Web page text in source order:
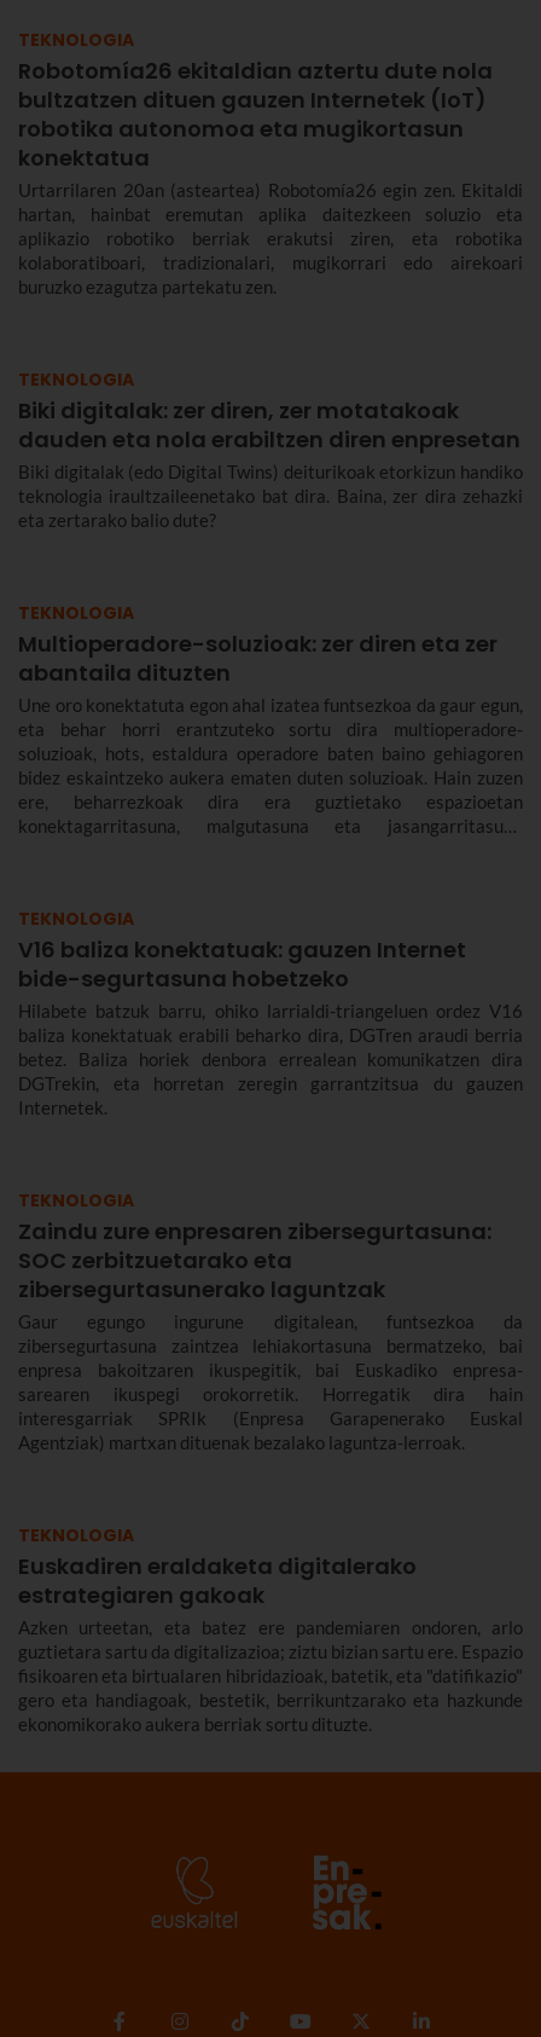
TEKNOLOGIA
Robotomía26 ekitaldian aztertu dute nola
bultzatzen dituen gauzen Internetek (IoT)
robotika autonomoa eta mugikortasun
konektatua
Urtarrilaren 20an (asteartea) Robotomía26 egin zen. Ekitaldi
hartan, hainbat eremutan aplika daitezkeen soluzio eta
aplikazio robotiko berriak erakutsi ziren, eta robotika
kolaboratiboari, tradizionalari, mugikorrari edo airekoari
buruzko ezagutza partekatu zen.
TEKNOLOGIA
Biki digitalak: zer diren, zer motatakoak
dauden eta nola erabiltzen diren enpresetan
Biki digitalak (edo Digital Twins) deiturikoak etorkizun handiko
teknologia iraultzaileenetako bat dira. Baina, zer dira zehazki
eta zertarako balio dute?
TEKNOLOGIA
Multioperadore-soluzioak: zer diren eta zer
abantaila dituzten
Une oro konektatuta egon ahal izatea funtsezkoa da gaur egun,
eta behar horri erantzuteko sortu dira multioperadore-
soluzioak, hots, estaldura operadore baten baino gehiagoren
bidez eskaintzeko aukera ematen duten soluzioak. Hain zuzen
ere, beharrezkoak dira era guztietako espazioetan
konektagarritasuna, malgutasuna eta jasangarritasuna
TEKNOLOGIA
V16 baliza konektatuak: gauzen Internet
bide-segurtasuna hobetzeko
Hilabete batzuk barru, ohiko larrialdi-triangeluen ordez V16
baliza konektatuak erabili beharko dira, DGTren araudi berria
betez. Baliza horiek denbora errealean komunikatzen dira
DGTrekin, eta horretan zeregin garrantzitsua du gauzen
Internetek.
TEKNOLOGIA
Zaindu zure enpresaren zibersegurtasuna:
SOC zerbitzuetarako eta
zibersegurtasunerako laguntzak
Gaur egungo ingurune digitalean, funtsezkoa da
zibersegurtasuna zaintzea lehiakortasuna bermatzeko, bai
enpresa bakoitzaren ikuspegitik, bai Euskadiko enpresa-
sarearen ikuspegi orokorretik. Horregatik dira hain
interesgarriak SPRIk (Enpresa Garapenerako Euskal
Agentziak) martxan dituenak bezalako laguntza-lerroak.
TEKNOLOGIA
Euskadiren eraldaketa digitalerako
estrategiaren gakoak
Azken urteetan, eta batez ere pandemiaren ondoren, arlo
guztietara sartu da digitalizazioa; ziztu bizian sartu ere. Espazio
fisikoaren eta birtualaren hibridazioak, batetik, eta "datifikazio"
gero eta handiagoak, bestetik, berrikuntzarako eta hazkunde
ekonomikorako aukera berriak sortu dituzte.